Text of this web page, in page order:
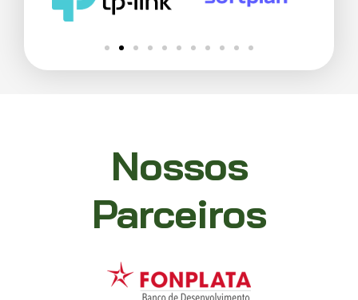
Nossos
Parceiros